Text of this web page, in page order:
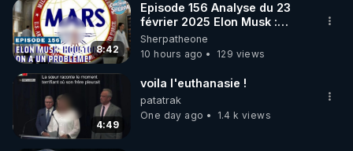
8:42
Episode 156 Analyse du 23
février 2025 Elon Musk :
Houston , on a un problème !
Sherpatheone
10 hours ago
129 views
4:49
voila l'euthanasie !
patatrak
One day ago
1.4 k views